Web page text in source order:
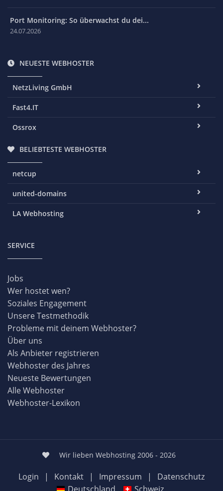
Port Monitoring: So überwachst du dei...
24.07.2026
NEUESTE WEBHOSTER
NetzLiving GmbH
Fast4.IT
Ossrox
BELIEBTESTE WEBHOSTER
netcup
united-domains
LA Webhosting
SERVICE
Jobs
Wer hostet wen?
Soziales Engagement
Unsere Testmethodik
Probleme mit deinem Webhoster?
Über uns
Als Anbieter registrieren
Webhoster des Jahres
Neueste Bewertungen
Alle Webhoster
Webhoster-Lexikon
Wir lieben Webhosting 2006 - 2026
Login | Kontakt | Impressum |
Datenschutz